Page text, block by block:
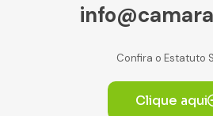
Confira o Estatuto
Clique aqui